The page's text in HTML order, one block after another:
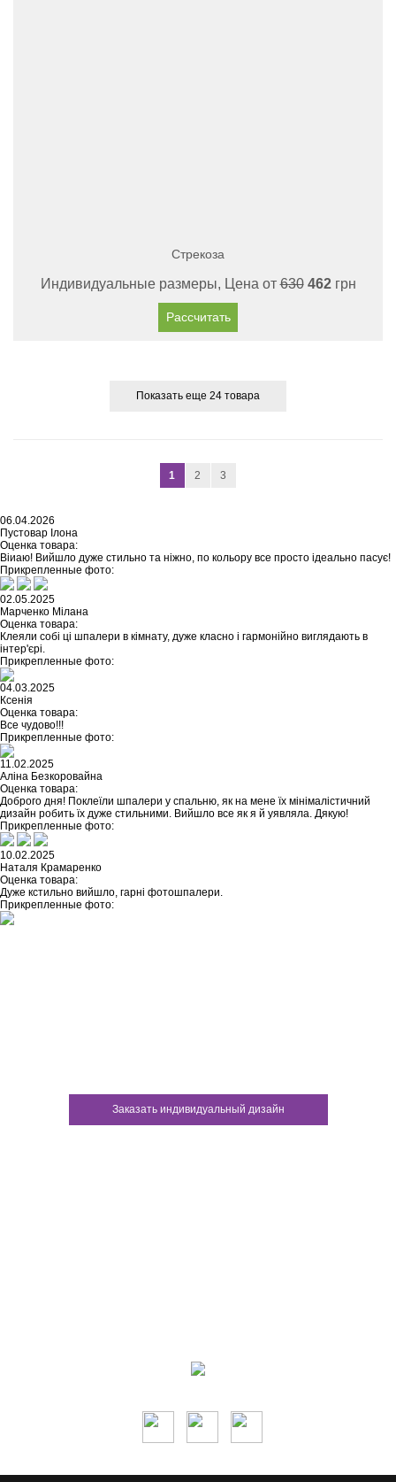
Стрекоза
Индивидуальные размеры, Цена от630 462грн
Рассчитать
Показать еще 24 товара
1 2 3
06.04.2026
Пустовар Ілона
Оценка товара:
Віиаю! Вийшло дуже стильно та ніжно, по кольору все просто ідеально пасує!
Прикрепленные фото:
02.05.2025
Марченко Мілана
Оценка товара:
Клеяли собі ці шпалери в кімнату, дуже класно і гармонійно виглядають в
інтер'єрі.
Прикрепленные фото:
04.03.2025
Ксенія
Оценка товара:
Все чудово!!!
Прикрепленные фото:
11.02.2025
Аліна Безкоровайна
Оценка товара:
Доброго дня! Поклеїли шпалери у спальню, як на мене їх мінімалістичний
дизайн робить їх дуже стильними. Вийшло все як я й уявляла. Дякую!
Прикрепленные фото:
10.02.2025
Наталя Крамаренко
Оценка товара:
Дуже кстильно вийшло, гарні фотошпалери.
Прикрепленные фото:
Заказать индивидуальный дизайн